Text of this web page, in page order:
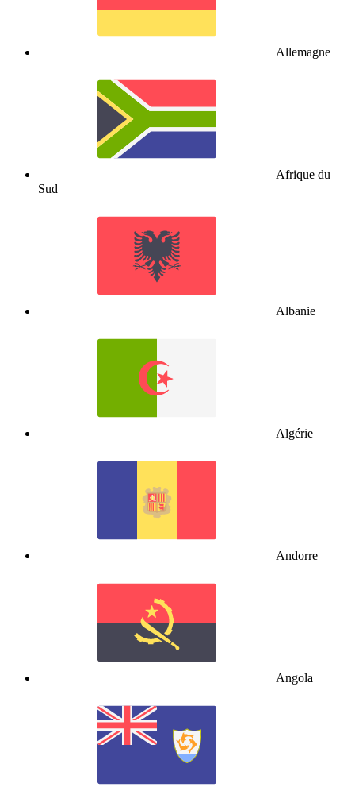
Allemagne
Afrique du
Sud
Albanie
Algérie
Andorre
Angola